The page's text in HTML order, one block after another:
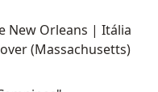
New Orleans | Itália
(Massachusetts)